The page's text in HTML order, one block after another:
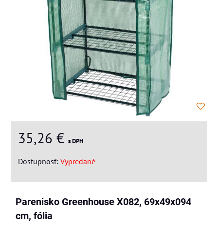
35,26 € s DPH
Dostupnosť: Vypredané
Parenisko Greenhouse X082, 69x49x094
cm, fólia